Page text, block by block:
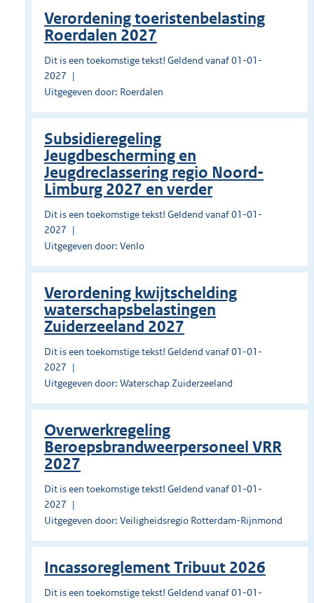
Verordening toeristenbelasting
Roerdalen 2027
Dit is een toekomstige tekst! Geldend vanaf 01-01-
2027
Uitgegeven door: Roerdalen
Subsidieregeling
Jeugdbescherming en
Jeugdreclassering regio Noord-
Limburg 2027 en verder
Dit is een toekomstige tekst! Geldend vanaf 01-01-
2027
Uitgegeven door: Venlo
Verordening kwijtschelding
waterschapsbelastingen
Zuiderzeeland 2027
Dit is een toekomstige tekst! Geldend vanaf 01-01-
2027
Uitgegeven door: Waterschap Zuiderzeeland
Overwerkregeling
Beroepsbrandweerpersoneel VRR
2027
Dit is een toekomstige tekst! Geldend vanaf 01-01-
2027
Uitgegeven door: Veiligheidsregio Rotterdam-Rijnmond
Incassoreglement Tribuut 2026
Dit is een toekomstige tekst! Geldend vanaf 01-01-